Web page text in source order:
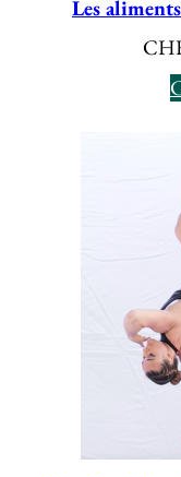
Les